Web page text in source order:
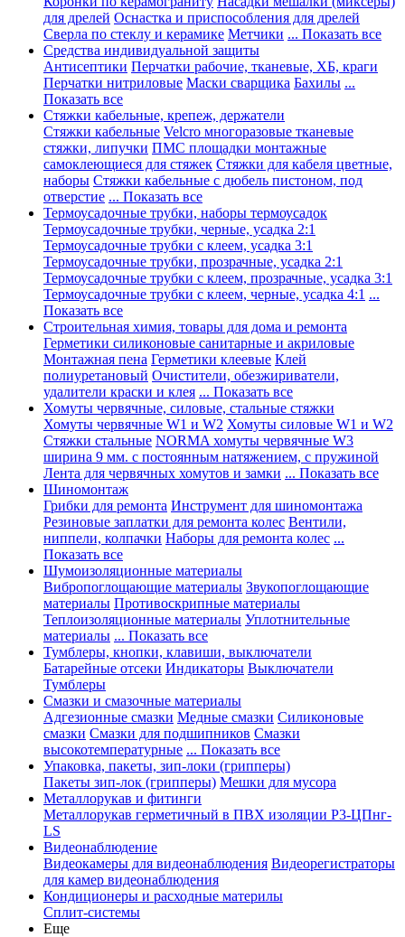
для дрелей Оснастка и приспособления для дрелей
Сверла по стеклу и керамике Метчики ... Показать все
Средства индивидуальной защиты
Антисептики Перчатки рабочие, тканевые, ХБ, краги
Перчатки нитриловые Маски сварщика Бахилы ...
Показать все
Стяжки кабельные, крепеж, держатели
Стяжки кабельные Velcro многоразовые тканевые
стяжки, липучки ПМС площадки монтажные
самоклеющиеся для стяжек Стяжки для кабеля цветные,
наборы Стяжки кабельные с дюбель пистоном, под
отверстие ... Показать все
Термоусадочные трубки, наборы термоусадок
Термоусадочные трубки, черные, усадка 2:1
Термоусадочные трубки с клеем, усадка 3:1
Термоусадочные трубки, прозрачные, усадка 2:1
Термоусадочные трубки с клеем, прозрачные, усадка 3:1
Термоусадочные трубки с клеем, черные, усадка 4:1 ...
Показать все
Строительная химия, товары для дома и ремонта
Герметики силиконовые санитарные и акриловые
Монтажная пена Герметики клеевые Клей
полиуретановый Очистители, обезжириватели,
удалители краски и клея ... Показать все
Хомуты червячные, силовые, стальные стяжки
Хомуты червячные W1 и W2 Хомуты силовые W1 и W2
Стяжки стальные NORMA хомуты червячные W3
ширина 9 мм. с постоянным натяжением, с пружиной
Лента для червячных хомутов и замки ... Показать все
Шиномонтаж
Грибки для ремонта Инструмент для шиномонтажа
Резиновые заплатки для ремонта колес Вентили,
ниппели, колпачки Наборы для ремонта колес ...
Показать все
Шумоизоляционные материалы
Вибропоглощающие материалы Звукопоглощающие
материалы Противоскрипные материалы
Теплоизоляционные материалы Уплотнительные
материалы ... Показать все
Тумблеры, кнопки, клавиши, выключатели
Батарейные отсеки Индикаторы Выключатели
Тумблеры
Смазки и смазочные материалы
Адгезионные смазки Медные смазки Силиконовые
смазки Смазки для подшипников Смазки
высокотемпературные ... Показать все
Упаковка, пакеты, зип-локи (грипперы)
Пакеты зип-лок (грипперы) Мешки для мусора
Металлорукав и фитинги
Металлорукав герметичный в ПВХ изоляции Р3-ЦПнг-
LS
Видеонаблюдение
Видеокамеры для видеонаблюдения Видеорегистраторы
для камер видеонаблюдения
Кондиционеры и расходные материлы
Сплит-системы
Еще